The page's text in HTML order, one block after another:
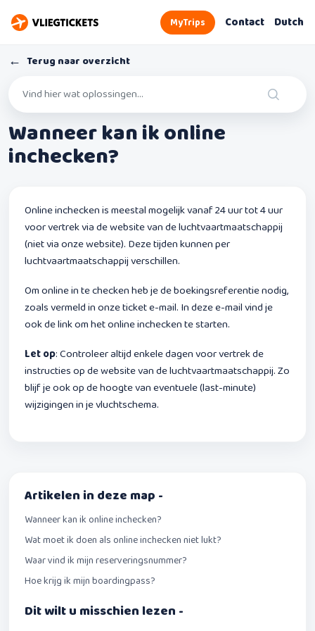
MyTrips Contact Dutch
← Terug naar overzicht
Wanneer kan ik online
inchecken?
Online inchecken is meestal mogelijk vanaf 24 uur tot 4 uur
voor vertrek via de website van de luchtvaartmaatschappij
(niet via onze website). Deze tijden kunnen per
luchtvaartmaatschappij verschillen.
Om online in te checken heb je de boekingsreferentie nodig,
zoals vermeld in onze ticket e-mail. In deze e-mail vind je
ook de link om het online inchecken te starten.
Let op: Controleer altijd enkele dagen voor vertrek de
instructies op de website van de luchtvaartmaatschappij. Zo
blijf je ook op de hoogte van eventuele (last-minute)
wijzigingen in je vluchtschema.
Artikelen in deze map -
Wanneer kan ik online inchecken?
Wat moet ik doen als online inchecken niet lukt?
Waar vind ik mijn reserveringsnummer?
Hoe krijg ik mijn boardingpass?
Dit wilt u misschien lezen -